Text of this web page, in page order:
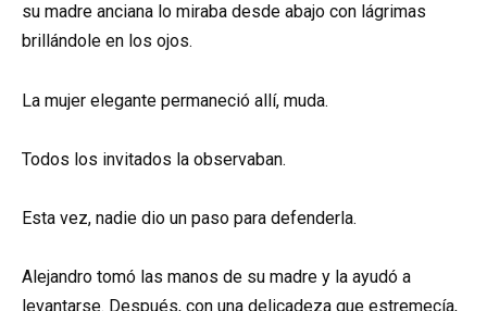
su madre anciana lo miraba desde abajo con lágrimas
brillándole en los ojos.
La mujer elegante permaneció allí, muda.
Todos los invitados la observaban.
Esta vez, nadie dio un paso para defenderla.
Alejandro tomó las manos de su madre y la ayudó a
levantarse. Después, con una delicadeza que estremecía,